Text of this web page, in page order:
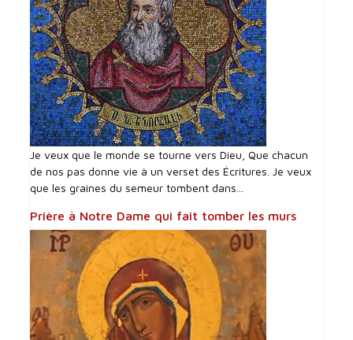
Je veux que le monde se tourne vers Dieu, Que chacun
de nos pas donne vie à un verset des Écritures. Je veux
que les graines du semeur tombent dans...
Prière à Notre Dame qui fait tomber les murs